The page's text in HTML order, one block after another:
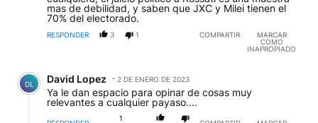
mas de debilidad, y saben que JXC y Milei tienen el
70% del electorado.
RESPONDER 3 1 COMPARTIR
MARCAR
COMO
INAPROPIADO
Comentario de David Lopez.
DL David Lopez 2 DE ENERO DE 2023
Ya le dan espacio para opinar de cosas muy
relevantes a cualquier payaso....
1